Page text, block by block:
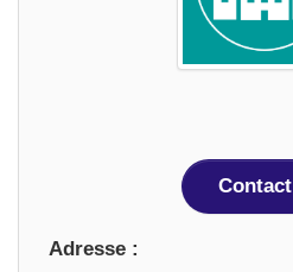
Contact
Adresse :